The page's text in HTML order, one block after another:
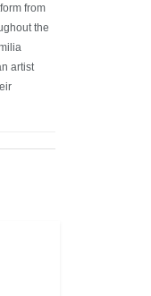
from
the
artist